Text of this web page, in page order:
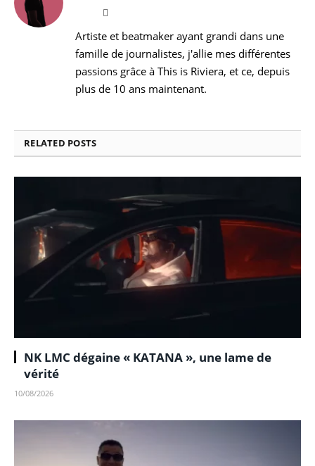
Website
Artiste et beatmaker ayant grandi dans une
famille de journalistes, j'allie mes différentes
passions grâce à This is Riviera, et ce, depuis
plus de 10 ans maintenant.
RELATED POSTS
NK LMC dégaine « KATANA », une lame de
vérité
10/08/2026